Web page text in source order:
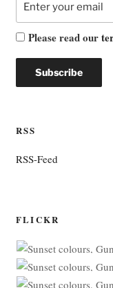
Please read our
RSS
RSS-Feed
FLICKR